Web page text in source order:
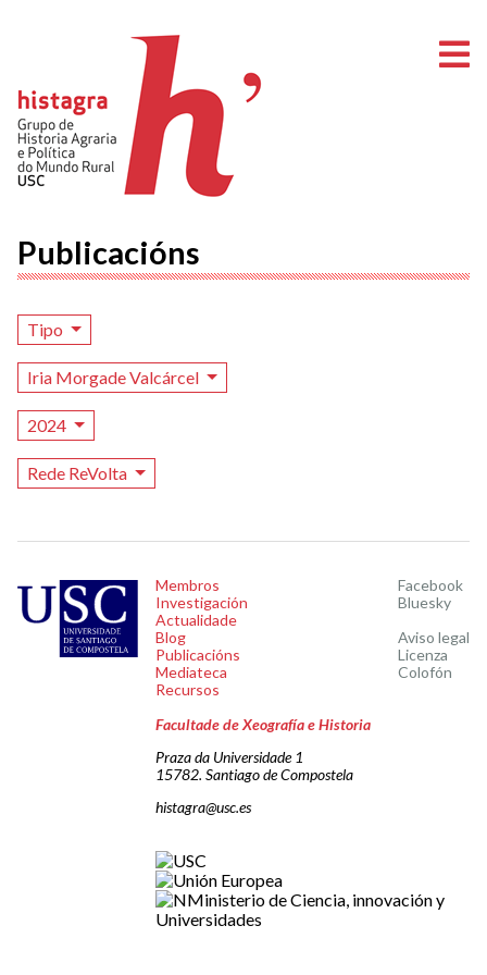
Publicacións
Tipo
Iria Morgade Valcárcel
2024
Rede ReVolta
Membros
Investigación
Actualidade
Blog
Publicacións
Mediateca
Recursos
Facebook
Bluesky
Aviso legal
Licenza
Colofón
Facultade de Xeografía e Historia
Praza da Universidade 1
15782. Santiago de Compostela
histagra@usc.es